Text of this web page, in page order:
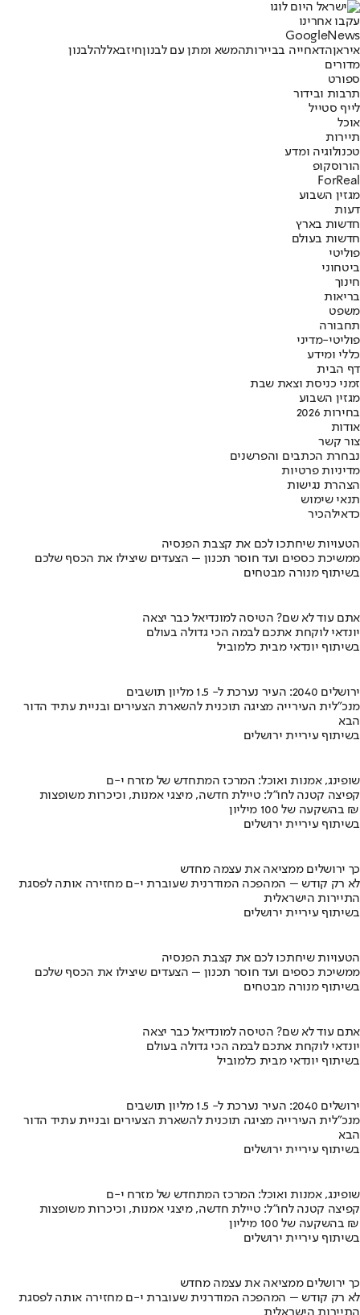
עקבו אחרינו
Googl eNews
איראןהדאחייה בביירותהמשא ומתן עם לבנוןחיזבאללהלבנון
מדורים
ספורט
תרבות ובידור
לייף סטייל
אוכל
תיירות
טכנולוגיה ומדע
הורוסקופ
ForReal
מגזין השבוע
דעות
חדשות בארץ
חדשות בעולם
פוליטי
ביטחוני
חינוך
בריאות
משפט
תחבורה
פוליטי-מדיני
כללי ומידע
דף הבית
זמני כניסת וצאת שבת
מגזין השבוע
בחירות 2026
אודות
צור קשר
נבחרת הכתבים והפרשנים
מדיניות פרטיות
הצהרת נגישות
תנאי שימוש
כדאילהכיר
הטעויות שיחתכו לכם את קצבת הפנסיה
ממשיכת כספים ועד חוסר תכנון – הצעדים שיצילו את הכסף שלכם
בשיתוף מנורה מבטחים
אתם עוד לא שם? הטיסה למונדיאל כבר יצאה
יונדאי לוקחת אתכם לבמה הכי גדולה בעולם
בשיתוף יונדאי מבית כלמוביל
ירושלים 2040: העיר נערכת ל- 1.5 מליון תושבים
מנכ"לית העירייה מציגה תוכנית להשארת הצעירים ובניית עתיד הדור
הבא
בשיתוף עיריית ירושלים
שופינג, אמנות ואוכל: המרכז המתחדש של מזרח י-ם
קפיצה קטנה לחו"ל: טיילת חדשה, מיצגי אמנות, וכיכרות משופצות
בהשקעה של 100 מיליון ₪
בשיתוף עיריית ירושלים
כך ירושלים ממציאה את עצמה מחדש
לא רק קודש – המהפכה המודרנית שעוברת י-ם מחזירה אותה לפסגת
התיירות הישראלית
בשיתוף עיריית ירושלים
הטעויות שיחתכו לכם את קצבת הפנסיה
ממשיכת כספים ועד חוסר תכנון – הצעדים שיצילו את הכסף שלכם
בשיתוף מנורה מבטחים
אתם עוד לא שם? הטיסה למונדיאל כבר יצאה
יונדאי לוקחת אתכם לבמה הכי גדולה בעולם
בשיתוף יונדאי מבית כלמוביל
ירושלים 2040: העיר נערכת ל- 1.5 מליון תושבים
מנכ"לית העירייה מציגה תוכנית להשארת הצעירים ובניית עתיד הדור
הבא
בשיתוף עיריית ירושלים
שופינג, אמנות ואוכל: המרכז המתחדש של מזרח י-ם
קפיצה קטנה לחו"ל: טיילת חדשה, מיצגי אמנות, וכיכרות משופצות
בהשקעה של 100 מיליון ₪
בשיתוף עיריית ירושלים
כך ירושלים ממציאה את עצמה מחדש
לא רק קודש – המהפכה המודרנית שעוברת י-ם מחזירה אותה לפסגת